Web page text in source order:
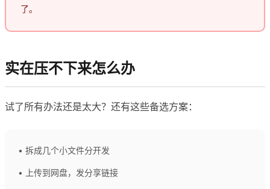
了。
实在压不下来怎么办
试了所有办法还是太大？还有这些备选方案：
• 拆成几个小文件分开发
• 上传到网盘，发分享链接